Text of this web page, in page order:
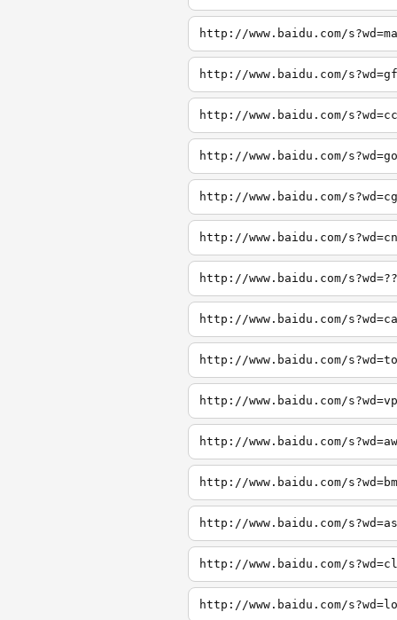
http://www.baidu.com/
http://www.baidu.com/
http://www.baidu.com/
http://www.baidu.com/
http://www.baidu.com/
http://www.baidu.com/
http://www.baidu.com/
http://www.baidu.com/
http://www.baidu.com/
http://www.baidu.com/
http://www.baidu.com/
http://www.baidu.com/
http://www.baidu.com/
http://www.baidu.com/
http://www.baidu.com/